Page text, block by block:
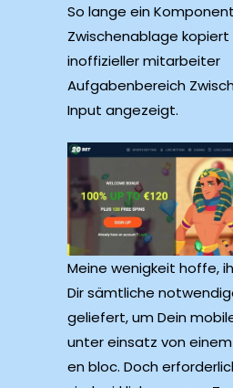
So lange ein
Zwischenablage kopiert
inoffizieller mitarbeiter
Aufgabenbereich
Input angezeigt.
Meine wenigkeit hoffe,
Dir sämtliche
geliefert, um Dein
unter einsatz von
en bloc. Doch